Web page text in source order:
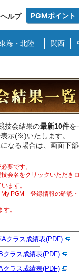
ヘルプ PGMポイント
海・北陸 関西
技会結果の最新10件を
示(※)いたします。
なる場合は、画面下
要です。
会名をクリックいただき
ます。
PGM「登録情報の確認
。
クラス成績表(PDF)
クラス成績表(PDF)
クラス成績表(PDF)